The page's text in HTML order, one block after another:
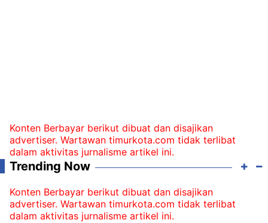
Konten Berbayar berikut dibuat dan disajikan
advertiser. Wartawan timurkota.com tidak terlibat
dalam aktivitas jurnalisme artikel ini.
Trending Now
Konten Berbayar berikut dibuat dan disajikan
advertiser. Wartawan timurkota.com tidak terlibat
dalam aktivitas jurnalisme artikel ini.